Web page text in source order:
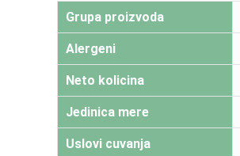
Grupa proizvoda
Alergeni
Neto kolicina
Jedinica mere
Uslovi cuvanja